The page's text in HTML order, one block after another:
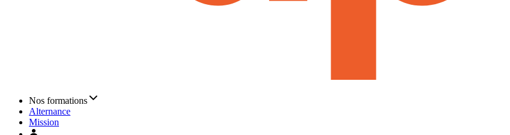
Nos formations
Alternance
Mission